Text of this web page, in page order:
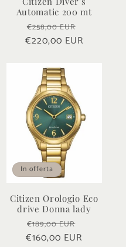
Automatic 200 mt
Prezzo
di
€258,00 EUR
scontato
€220,00 EUR
In offerta
Citizen Orologio Eco
drive Donna lady
Prezzo
di
€189,00 EUR
scontato
€160,00 EUR